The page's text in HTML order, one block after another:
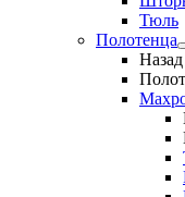
Тюль
Полотенца
Назад